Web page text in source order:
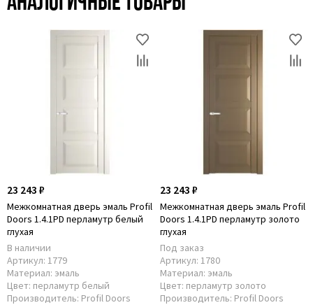
23 243 ₽
Межкомнатная дверь эмаль Profil
Doors 1.4.1PD перламутр белый
глухая
В наличии
Артикул: 1779
Материал: эмаль
Цвет: перламутр белый
Производитель: Profil Doors
23 243 ₽
Межкомнатная дверь эмаль Profil
Doors 1.4.1PD перламутр золото
глухая
Под заказ
Артикул: 1780
Материал: эмаль
Цвет: перламутр золото
Производитель: Profil Doors